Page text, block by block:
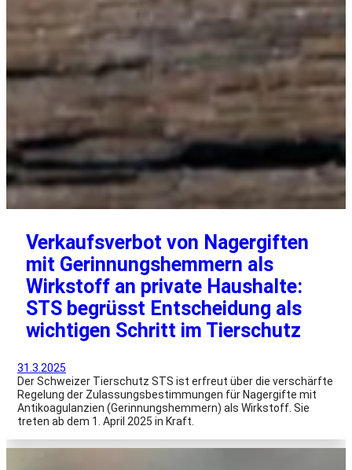
Verkaufsverbot von Nagergiften
mit Gerinnungshemmern als
Wirkstoff an private Haushalte:
STS begrüsst Entscheidung als
wichtigen Schritt im Tierschutz
31.3.2025
Der Schweizer Tierschutz STS ist erfreut über die verschärfte
Regelung der Zulassungsbestimmungen für Nagergifte mit
Antikoagulanzien (Gerinnungshemmern) als Wirkstoff. Sie
treten ab dem 1. April 2025 in Kraft.